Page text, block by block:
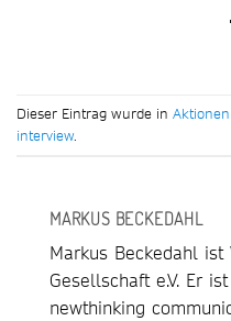
Dieser Eintrag wurde in Aktionen
interview.
MARKUS BECKEDAHL
Markus Beckedahl
Gesellschaft e.V. Er
newthinking